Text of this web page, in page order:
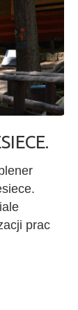
prac